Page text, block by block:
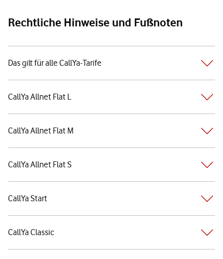
Rechtliche Hinweise und Fußnoten
Das gilt für alle CallYa-Tarife
CallYa Allnet Flat L
CallYa Allnet Flat M
CallYa Allnet Flat S
CallYa Start
CallYa Classic